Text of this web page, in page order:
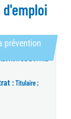
prévention
:Titulaire ;